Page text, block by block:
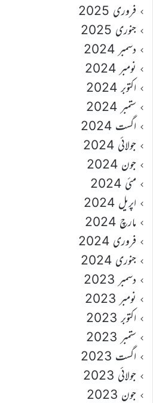
فروری 2025
جنوری 2025
دسمبر 2024
نومبر 2024
اکتوبر 2024
ستمبر 2024
اگست 2024
جولائی 2024
جون 2024
مئی 2024
اپریل 2024
مارچ 2024
فروری 2024
جنوری 2024
دسمبر 2023
نومبر 2023
اکتوبر 2023
ستمبر 2023
اگست 2023
جولائی 2023
جون 2023